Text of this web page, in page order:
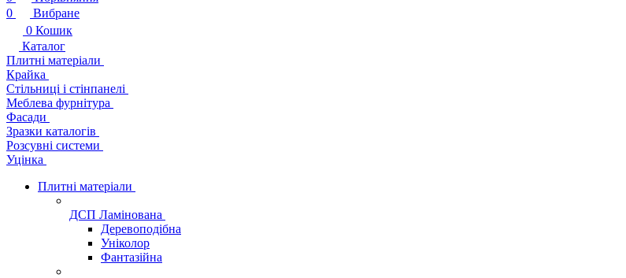
0
Вибране
0 Кошик
Каталог
Плитні матеріали
Крайка
Стільниці і стінпанелі
Меблева фурнітура
Фасади
Зразки каталогів
Розсувні системи
Уцінка
Плитні матеріали
ДСП Ламінована
Деревоподібна
Уніколор
Фантазійна